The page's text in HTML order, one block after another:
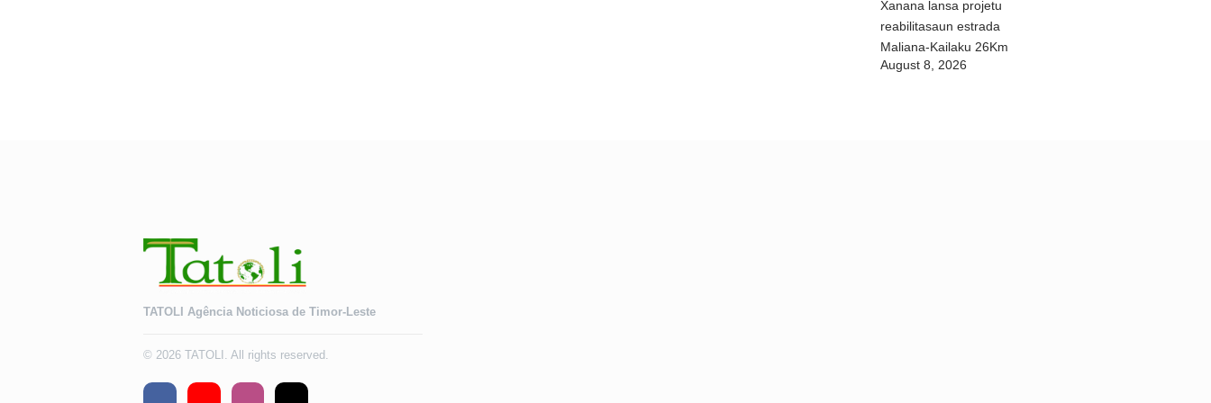
Xanana lansa projetu
reabilitasaun estrada
Maliana-Kailaku 26Km
August 8, 2026
TATOLI Agência Noticiosa de Timor-Leste
© 2026 TATOLI. All rights reserved.